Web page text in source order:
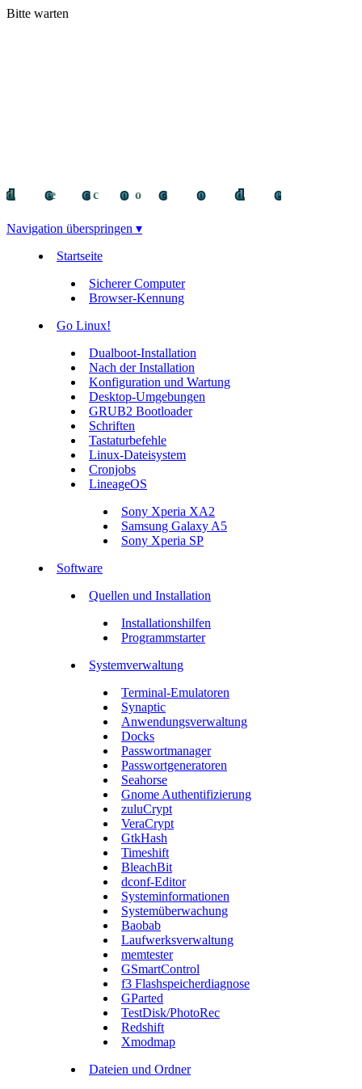
Bitte warten
decocode
decocode
deco
Navigation überspringen ▾
Startseite
Sicherer Computer
Browser-Kennung
Go Linux!
Dualboot-Installation
Nach der Installation
Konfiguration und Wartung
Desktop-Umgebungen
GRUB2 Bootloader
Schriften
Tastaturbefehle
Linux-Dateisystem
Cronjobs
LineageOS
Sony Xperia XA2
Samsung Galaxy A5
Sony Xperia SP
Software
Quellen und Installation
Installationshilfen
Programmstarter
Systemverwaltung
Terminal-Emulatoren
Synaptic
Anwendungsverwaltung
Docks
Passwortmanager
Passwortgeneratoren
Seahorse
Gnome Authentifizierung
zuluCrypt
VeraCrypt
GtkHash
Timeshift
BleachBit
dconf-Editor
Systeminformationen
Systemüberwachung
Baobab
Laufwerksverwaltung
memtester
GSmartControl
f3 Flashspeicherdiagnose
GParted
TestDisk/PhotoRec
Redshift
Xmodmap
Dateien und Ordner